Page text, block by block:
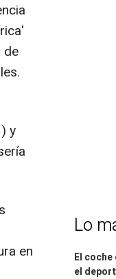
de
y
en
Lo
El coche
el